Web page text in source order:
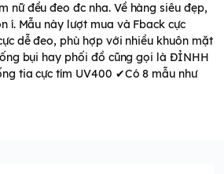
nữ đều đeo đc nha. Về hàng siêu đẹp,
í. Mẫu này lượt mua và Fback cực
dễ đeo, phù hợp với nhiều khuôn mặt
bụi hay phối đồ cũng gọi là ĐỈNHH
tia cực tím UV400 ✔Có 8 mẫu như